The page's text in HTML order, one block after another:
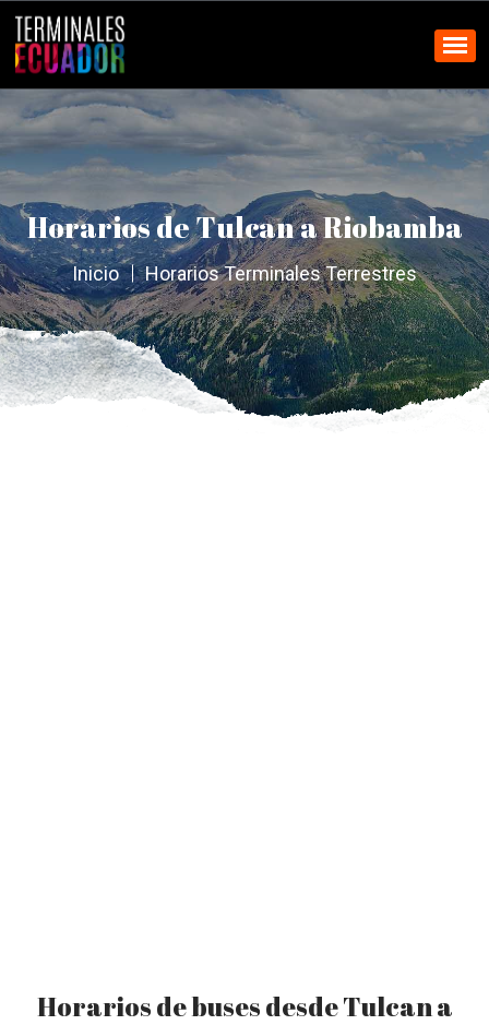
Horarios de Tulcan a Riobamba
Inicio Horarios Terminales Terrestres
Horarios de buses desde Tulcan a